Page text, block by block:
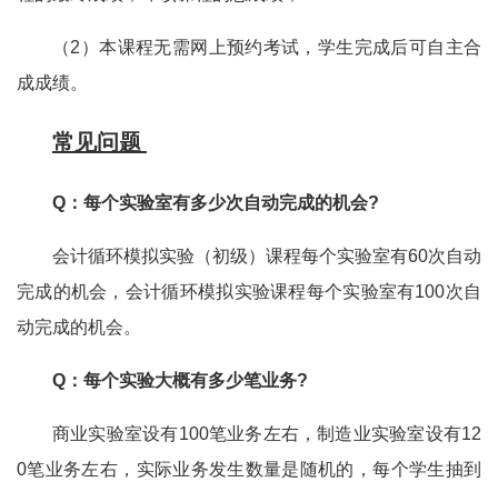
（2）本课程无需网上预约考试，学生完成后可自主合
成成绩。
常见问题
Q：每个实验室有多少次自动完成的机会?
会计循环模拟实验（初级）课程每个实验室有60次自动
完成的机会，会计循环模拟实验课程每个实验室有100次自
动完成的机会。
Q：每个实验大概有多少笔业务?
商业实验室设有100笔业务左右，制造业实验室设有12
0笔业务左右，实际业务发生数量是随机的，每个学生抽到